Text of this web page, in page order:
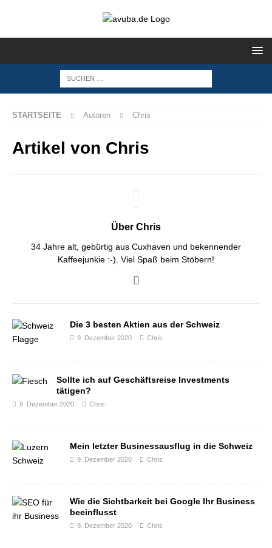
STARTSEITE Autoren Chris
Artikel von Chris
Über Chris
34 Jahre alt, gebürtig aus Cuxhaven und bekennender
Kaffeejunkie :-). Viel Spaß beim Stöbern!
Die 3 besten Aktien aus der Schweiz
9. Dezember 2020 Chris
Sollte ich auf Geschäftsreise Investments
tätigen?
9. Dezember 2020 Chris
Mein letzter Businessausflug in die Schweiz
9. Dezember 2020 Chris
Wie die Sichtbarkeit bei Google Ihr Business
beeinflusst
9. Dezember 2020 Chris